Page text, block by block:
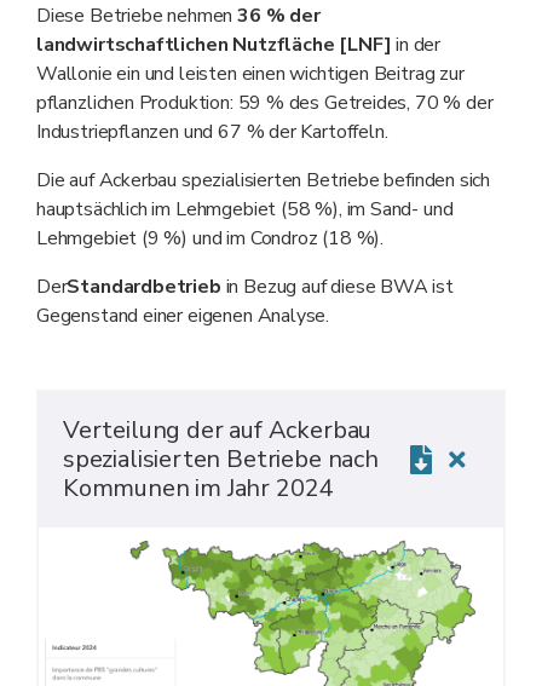
Diese Betriebe nehmen36 % der
landwirtschaftlichen Nutzfläche [LNF] in der
Wallonie ein und leisten einen wichtigen Beitrag zur
pflanzlichen Produktion: 59 % des Getreides, 70 % der
Industriepflanzen und 67 % der Kartoffeln.
Die auf Ackerbau spezialisierten Betriebe befinden sich
hauptsächlich im Lehmgebiet (58 %), im Sand- und
Lehmgebiet (9 %) und im Condroz (18 %).
DerStandardbetrieb in Bezug auf diese BWA ist
Gegenstand einer eigenen Analyse.
Verteilung der auf Ackerbau
spezialisierten Betriebe nach
Kommunen im Jahr 2024